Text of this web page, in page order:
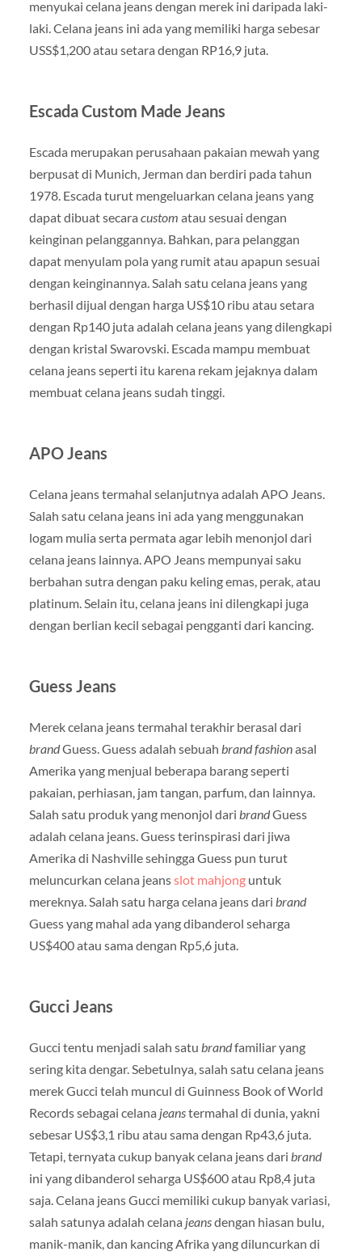
menyukai celana jeans dengan merek ini daripada laki-
laki. Celana jeans ini ada yang memiliki harga sebesar
USS$1,200 atau setara dengan RP16,9 juta.
Escada Custom Made Jeans
Escada merupakan perusahaan pakaian mewah yang
berpusat di Munich, Jerman dan berdiri pada tahun
1978. Escada turut mengeluarkan celana jeans yang
dapat dibuat secara custom atau sesuai dengan
keinginan pelanggannya. Bahkan, para pelanggan
dapat menyulam pola yang rumit atau apapun sesuai
dengan keinginannya. Salah satu celana jeans yang
berhasil dijual dengan harga US$10 ribu atau setara
dengan Rp140 juta adalah celana jeans yang dilengkapi
dengan kristal Swarovski. Escada mampu membuat
celana jeans seperti itu karena rekam jejaknya dalam
membuat celana jeans sudah tinggi.
APO Jeans
Celana jeans termahal selanjutnya adalah APO Jeans.
Salah satu celana jeans ini ada yang menggunakan
logam mulia serta permata agar lebih menonjol dari
celana jeans lainnya. APO Jeans mempunyai saku
berbahan sutra dengan paku keling emas, perak, atau
platinum. Selain itu, celana jeans ini dilengkapi juga
dengan berlian kecil sebagai pengganti dari kancing.
Guess Jeans
Merek celana jeans termahal terakhir berasal dari
brandGuess. Guess adalah sebuah brand fashionasal
Amerika yang menjual beberapa barang seperti
pakaian, perhiasan, jam tangan, parfum, dan lainnya.
Salah satu produk yang menonjol dari brandGuess
adalah celana jeans. Guess terinspirasi dari jiwa
Amerika di Nashville sehingga Guess pun turut
meluncurkan celana jeansslot mahjonguntuk
mereknya. Salah satu harga celana jeans dari brand
Guess yang mahal ada yang dibanderol seharga
US$400 atau sama dengan Rp5,6 juta.
Gucci Jeans
Gucci tentu menjadi salah satu brandfamiliar yang
sering kita dengar. Sebetulnya, salah satu celana jeans
merek Gucci telah muncul di Guinness Book of World
Records sebagai celana jeanstermahal di dunia, yakni
sebesar US$3,1 ribu atau sama dengan Rp43,6 juta.
Tetapi, ternyata cukup banyak celana jeans dari brand
ini yang dibanderol seharga US$600 atau Rp8,4 juta
saja. Celana jeans Gucci memiliki cukup banyak variasi,
salah satunya adalah celana jeansdengan hiasan bulu,
manik-manik, dan kancing Afrika yang diluncurkan di